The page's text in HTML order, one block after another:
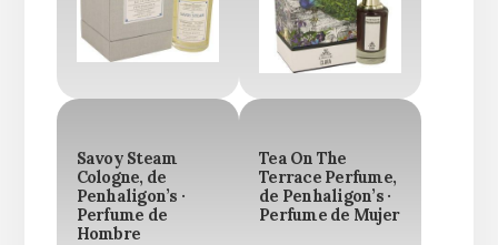
Savoy Steam
Cologne, de
Penhaligon’s ·
Perfume de
Hombre
Tea On The
Terrace Perfume,
de Penhaligon’s ·
Perfume de Mujer